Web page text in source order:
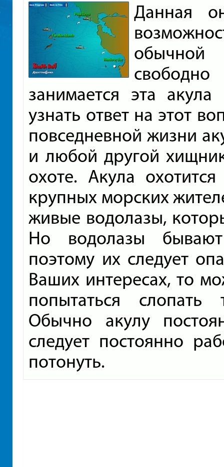
Данная
обычной
занимается эта
узнать ответ на этот
повседневной жизни
и любой другой
охоте. Акула
крупных морских
живые водолазы,
Но водолазы
поэтому их следует
Ваших интересах, то
попытаться слопать
Обычно акулу
следует постоянно
потонуть.